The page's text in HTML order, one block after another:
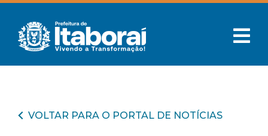
VOLTAR PARA O PORTAL DE NOTÍCIAS